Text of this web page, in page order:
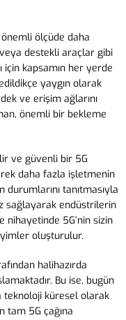
ölçüde daha
destekli araçlar gibi
kapsamın her yerde
yaygın olarak
ve erişim ağlarını
önemli bir bekleme
ve güvenli bir 5G
daha fazla işletmenin
tanıtmasıyla
sağlayarak endüstrilerin
nihayetinde 5G’nin sizin
oluşturulur.
halihazırda
Bu ise, bugün
teknoloji küresel olarak
tam 5G çağına